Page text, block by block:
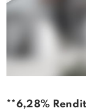
**6,28%